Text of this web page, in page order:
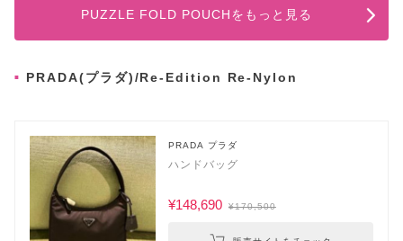
PUZZLE FOLD POUCHをもっと見る
PRADA(プラダ)/Re-Edition Re-Nylon
PRADA プラダ
ハンドバッグ
¥148,690 ¥170,500